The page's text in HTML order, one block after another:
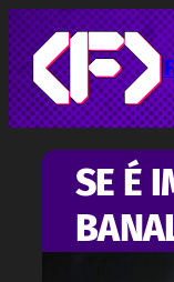
Pular
para
o
conteúdo
SE É